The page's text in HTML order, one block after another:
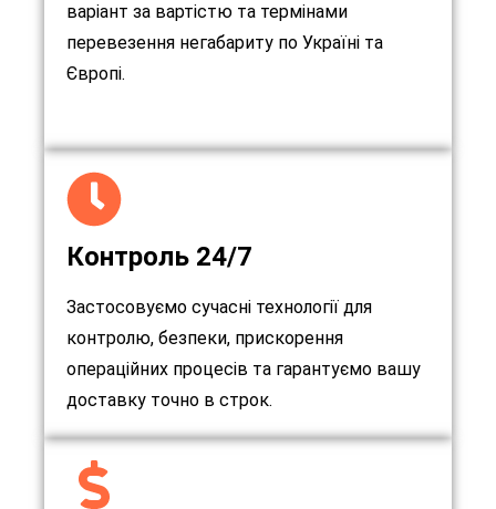
варіант за вартістю та термінами
перевезення негабариту по Україні та
Європі.
Контроль 24/7
Застосовуємо сучасні технології для
контролю, безпеки, прискорення
операційних процесів та гарантуємо вашу
доставку точно в строк.